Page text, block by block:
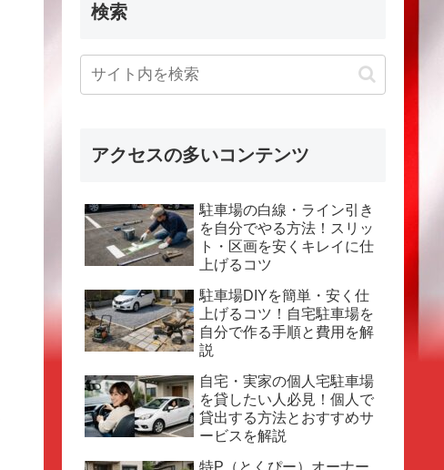
検索
アクセスの多いコンテンツ
駐車場の白線・ライン引き
を自分でやる方法！スリッ
ト・区画を安くキレイに仕
上げるコツ
駐車場DIYを簡単・安く仕
上げるコツ！自宅駐車場を
自分で作る手順と費用を解
説
自宅・実家の個人宅駐車場
を貸したい人必見！個人で
貸出する方法とおすすめサ
ービスを解説